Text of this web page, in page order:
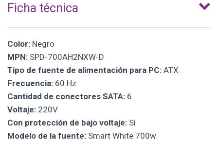
Ficha técnica
Color: Negro
MPN: SPD-700AH2NXW-D
Tipo de fuente de alimentación para PC: ATX
Frecuencia: 60 Hz
Cantidad de conectores SATA: 6
Voltaje: 220V
Con protección de bajo voltaje: Sí
Modelo de la fuente: Smart White 700w